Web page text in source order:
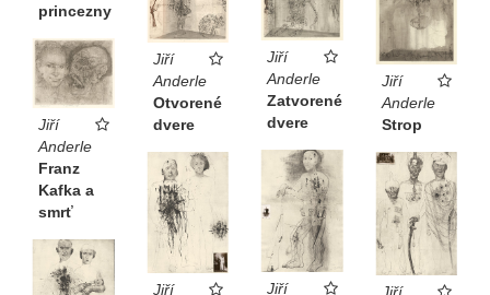
princezny
Jiří
Anderle
Zatvorené
dvere
Jiří
Anderle
Otvorené
dvere
Jiří
Anderle
Strop
Jiří
Anderle
Franz
Kafka a
smrť
Jiří
Jiří Jiří